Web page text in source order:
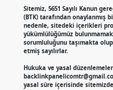
Sitemiz, 5651 Sayılı Kanun
(BTK) tarafından onaylanmış
nedenle, sitedeki içerikleri
yükümlülüğümüz
sorumluluğunu taşımakta
etmiş sayılırlar.
Hukuka ve yasal
yasal süre içerisinde